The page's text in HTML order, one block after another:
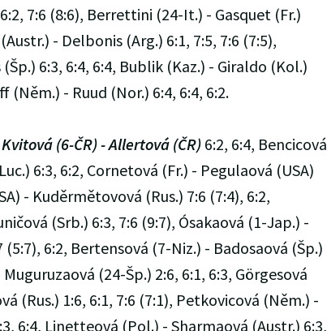
7:6 (8:6), Berrettini (24-It.) - Gasquet (Fr.)
- Delbonis (Arg.) 6:1, 7:5, 7:6 (7:5),
6:3, 6:4, 6:4, Bublik (Kaz.) - Giraldo (Kol.)
(Něm.) - Ruud (Nor.) 6:4, 6:4, 6:2.
Kvitová (6-ČR) - Allertová (ČR)6:2, 6:4, Bencicová
6:3, 6:2, Cornetová (Fr.) - Pegulaová (USA)
- Kuděrmětovová (Rus.) 7:6 (7:4), 6:2,
(Srb.) 6:3, 7:6 (9:7), Ósakaová (1-Jap.) -
(5:7), 6:2, Bertensová (7-Niz.) - Badosaová (Šp.)
Muguruzaová (24-Šp.) 2:6, 6:1, 6:3, Görgesová
(Rus.) 1:6, 6:1, 7:6 (7:1), Petkovicová (Něm.) -
6:4, Linetteová (Pol.) - Sharmaová (Austr.) 6:3,